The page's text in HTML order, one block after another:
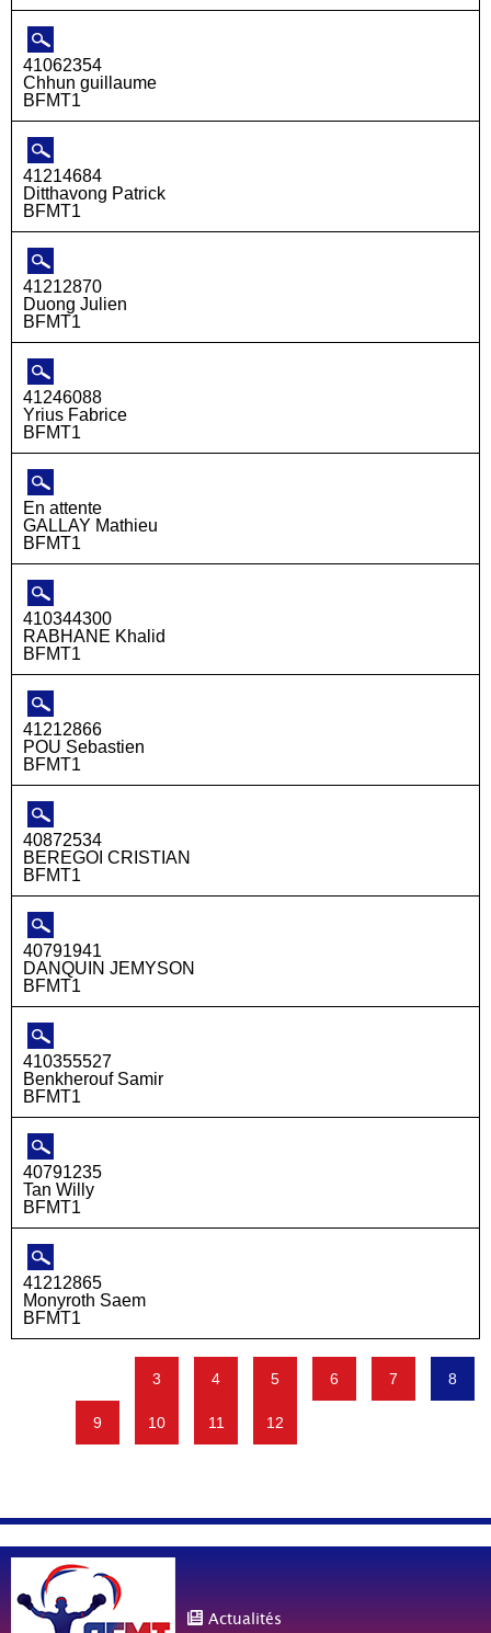
41062354
Chhun guillaume
BFMT1
41214684
Ditthavong Patrick
BFMT1
41212870
Duong Julien
BFMT1
41246088
Yrius Fabrice
BFMT1
En attente
GALLAY Mathieu
BFMT1
410344300
RABHANE Khalid
BFMT1
41212866
POU Sebastien
BFMT1
40872534
BEREGOI CRISTIAN
BFMT1
40791941
DANQUIN JEMYSON
BFMT1
410355527
Benkherouf Samir
BFMT1
40791235
Tan Willy
BFMT1
41212865
Monyroth Saem
BFMT1
3 4 5 6 7 8
9 10 11 12
Actualités